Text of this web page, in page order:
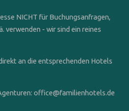
NICHT für Buchungsanfragen,
verwenden - wir sind ein reines
an die entsprechenden Hotels
office@familienhotels.de